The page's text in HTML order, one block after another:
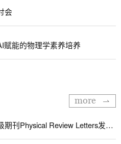
会
赋能的物理学素养培养
more
我院宋玉坤副教授在物理学顶级期刊Physical Review Letters发表论文